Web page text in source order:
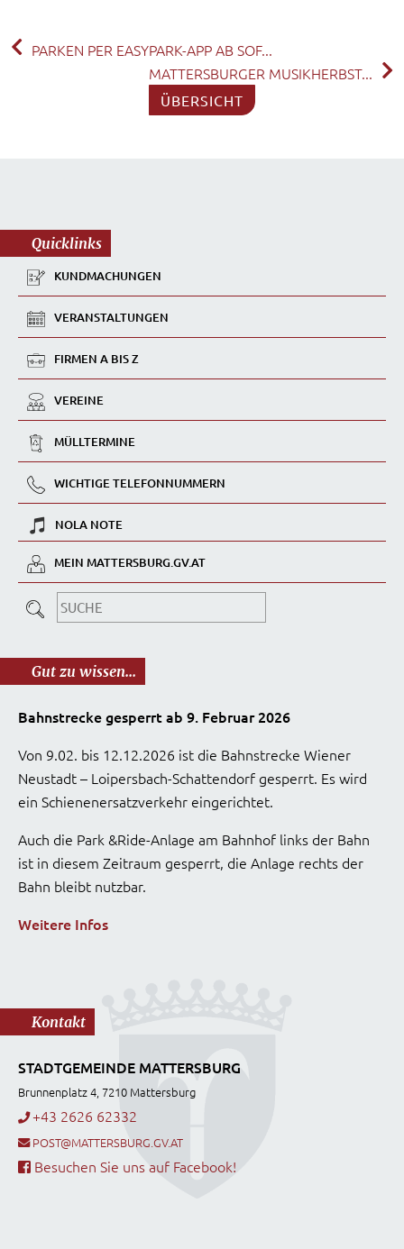
PARKEN PER EASYPARK-APP AB SOF...
MATTERSBURGER MUSIKHERBST...
ÜBERSICHT
Quicklinks
KUNDMACHUNGEN
VERANSTALTUNGEN
FIRMEN A BIS Z
VEREINE
MÜLLTERMINE
WICHTIGE TELEFONNUMMERN
NOLA NOTE
MEIN MATTERSBURG.GV.AT
Gut zu wissen...
Bahnstrecke gesperrt ab 9. Februar 2026
Von 9.02. bis 12.12.2026 ist die Bahnstrecke Wiener
Neustadt – Loipersbach-Schattendorf gesperrt. Es wird
ein Schienenersatzverkehr eingerichtet.
Auch die Park &Ride-Anlage am Bahnhof links der Bahn
ist in diesem Zeitraum gesperrt, die Anlage rechts der
Bahn bleibt nutzbar.
Weitere Infos
Kontakt
STADTGEMEINDE MATTERSBURG
Brunnenplatz 4, 7210 Mattersburg
+43 2626 62332
POST@MATTERSBURG.GV.AT
Besuchen Sie uns auf Facebook!